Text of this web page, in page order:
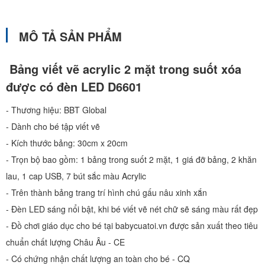
MÔ TẢ SẢN PHẨM
Bảng viết vẽ acrylic 2 mặt trong suốt xóa
được có đèn LED D6601
- Thương hiệu: BBT Global
- Dành cho bé tập viết vẽ
- Kích thước bảng: 30cm x 20cm
- Trọn bộ bao gồm: 1 bảng trong suốt 2 mặt, 1 giá đỡ bảng, 2 khăn
lau, 1 cap USB, 7 bút sắc màu Acrylic
- Trên thành bảng trang trí hình chú gấu nâu xinh xắn
- Đèn LED sáng nổi bật, khi bé viết vẽ nét chữ sẽ sáng màu rất đẹp
- Đồ chơi giáo dục cho bé tại babycuatoi.vn được sản xuất theo tiêu
chuẩn chất lượng Châu Âu - CE
- Có chứng nhận chất lượng an toàn cho bé - CQ